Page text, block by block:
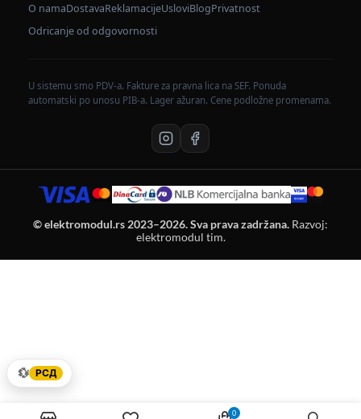
O namaDostavaReklamacijeUsloviBlogPrivatnost
Odricanje od odgovornosti
U sistemu smo PDV-a. Fakture za pravna lica na SEF. Ponuda
automatski po unosu PIB-a. Lager ažuran. Cene podložne promenama.
© elektromodul.rs 2023–2026. Sva prava zadržana. Razvoj:
elektromodul tim.
0
💱 РСД